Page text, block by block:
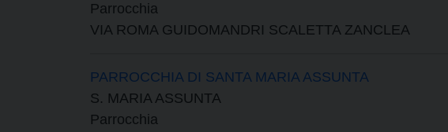
Parrocchia
VIA ROMA GUIDOMANDRI SCALETTA ZANCLEA
PARROCCHIA DI SANTA MARIA ASSUNTA
S. MARIA ASSUNTA
Parrocchia